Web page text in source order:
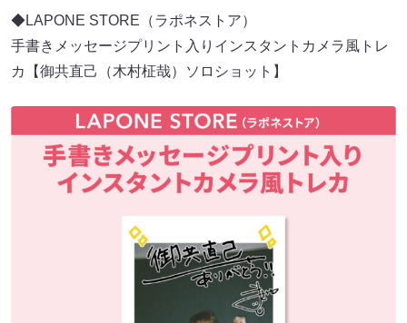
◆LAPONE STORE（ラポネストア）
手書きメッセージプリント入りインスタントカメラ風トレ
カ【御共直己（木村柾哉）ソロショット】